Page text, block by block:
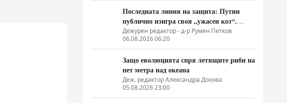
Последната линия на защита: Путин
публично изигра своя „ужасен коз“.
Армията влезе в „главния град“,
смазвайки „контраофанзивата“
Дежурен редактор - д-р Румен Петков
06.08.2026 06:20
Защо еволюцията спря летящите риби на
пет метра над океана
Деж. редактор Александра Докова
05.08.2026 23:00